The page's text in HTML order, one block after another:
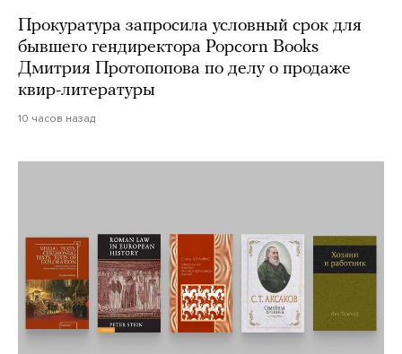
Прокуратура запросила условный срок для
бывшего гендиректора Popcorn Books
Дмитрия Протопопова по делу о продаже
квир-литературы
10 часов назад